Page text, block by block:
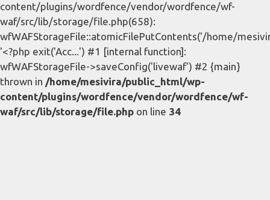
content/plugins/wordfence/vendor/wordfence/wf-
waf/src/lib/storage/file.php(658):
wfWAFStorageFile::atomicFilePutContents('/home/
'<?php exit('Acc...') #1 [internal function]:
wfWAFStorageFile->saveConfig('livewaf') #2 {main}
thrown in /home/mesivira/public_html/wp-
content/plugins/wordfence/vendor/wordfence/wf-
waf/src/lib/storage/file.php on line 34